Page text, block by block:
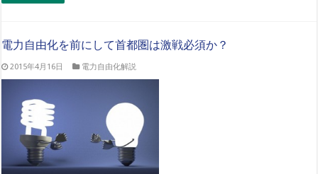
電力自由化を前にして首都圏は激戦必須か？
2015年4月16日 電力自由化解説